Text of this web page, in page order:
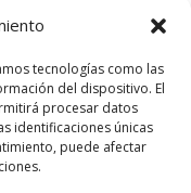
tecnologías como las
del dispositivo. El
procesar datos
identificaciones únicas
puede afectar